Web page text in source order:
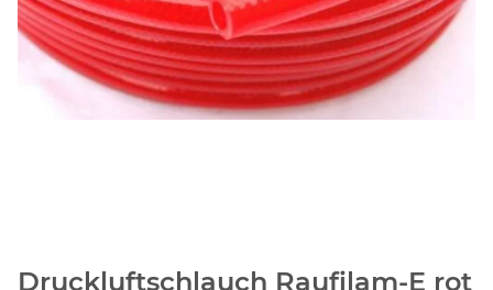
Druckluftschlauch Raufilam-E rot